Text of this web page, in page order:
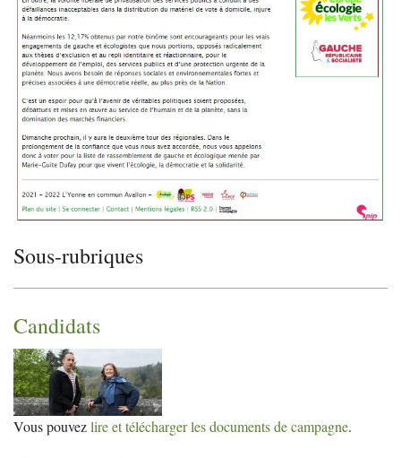
Sous-rubriques
Candidats
Vous pouvezlire et télécharger les documents de campagne.